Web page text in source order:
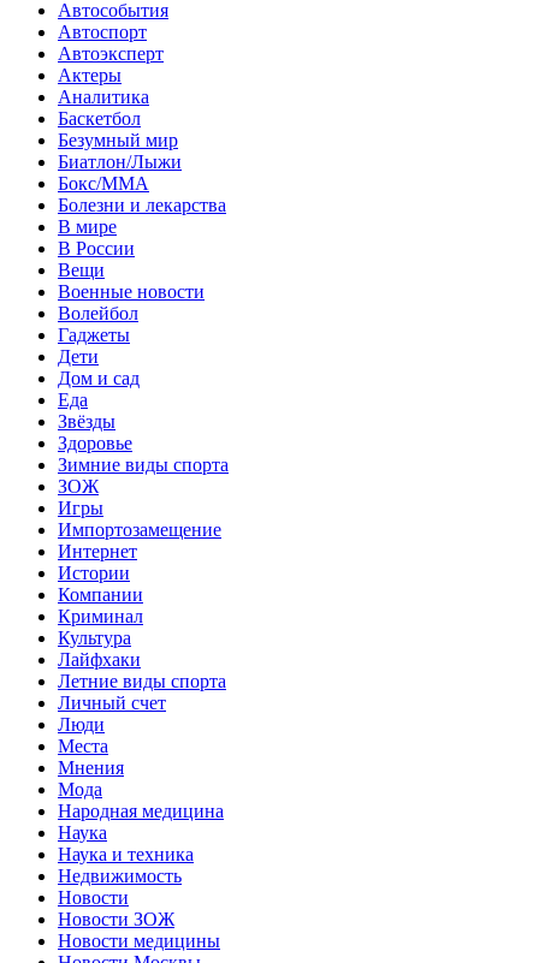
Автособытия
Автоспорт
Автоэксперт
Актеры
Аналитика
Баскетбол
Безумный мир
Биатлон/Лыжи
Бокс/MMA
Болезни и лекарства
В мире
В России
Вещи
Военные новости
Волейбол
Гаджеты
Дети
Дом и сад
Еда
Звёзды
Здоровье
Зимние виды спорта
ЗОЖ
Игры
Импортозамещение
Интернет
Истории
Компании
Криминал
Культура
Лайфхаки
Летние виды спорта
Личный счет
Люди
Места
Мнения
Мода
Народная медицина
Наука
Наука и техника
Недвижимость
Новости
Новости ЗОЖ
Новости медицины